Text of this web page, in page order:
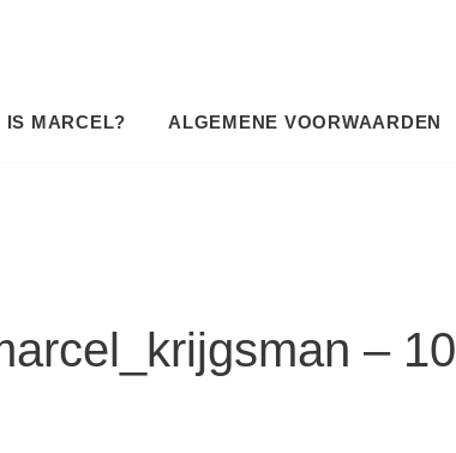
IS MARCEL? ALGEMENE VOORWAARDEN
– 10